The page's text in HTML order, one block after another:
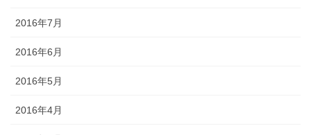
2016年7月
2016年6月
2016年5月
2016年4月